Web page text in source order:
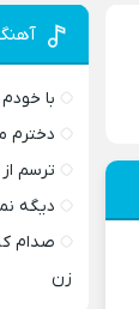
با
دخترم
ترسم
دیگه
صدام
زن